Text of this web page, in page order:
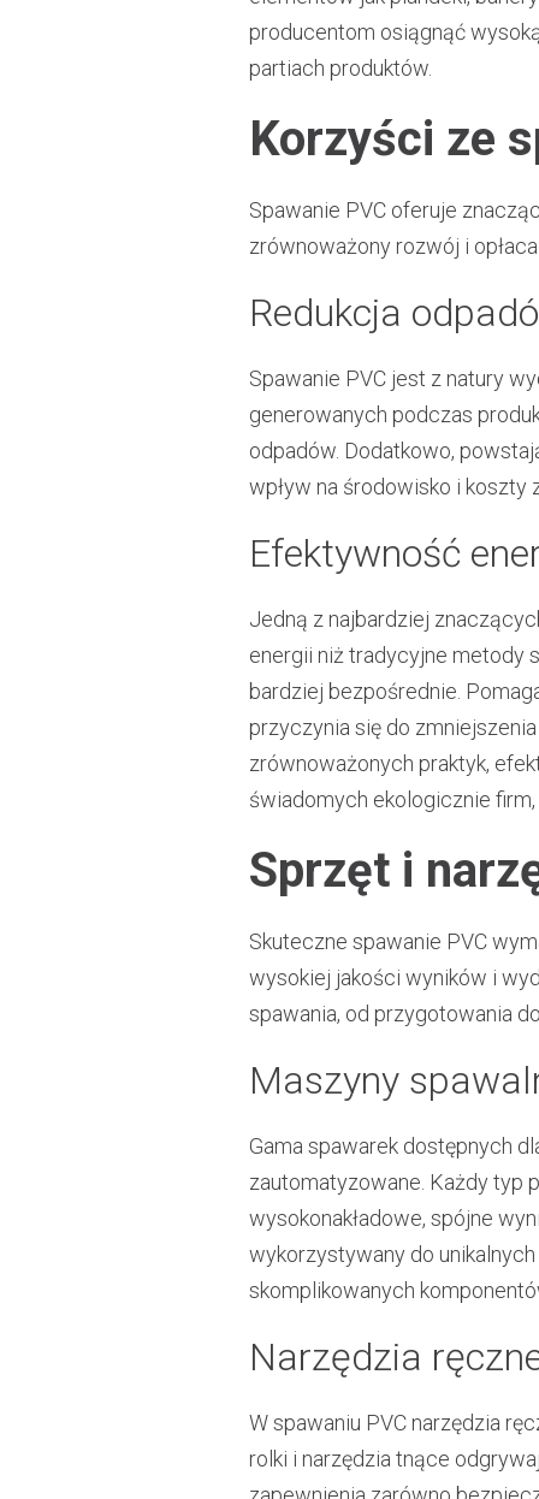
producentom osiągnąć
partiach produktów.
Korzyści ze
Spawanie PVC oferuje
zrównoważony rozwój i
Redukcja
Spawanie PVC jest z natury
generowanych podczas
odpadów. Dodatkowo,
wpływ na środowisko i koszty
Efektywność
Jedną z najbardziej
energii niż tradycyjne metody
bardziej bezpośrednie.
przyczynia się do
zrównoważonych praktyk,
świadomych ekologicznie
Sprzęt i
Skuteczne spawanie PVC
wysokiej jakości wyników i
spawania, od przygotowania
Maszyny
Gama spawarek dostępnych
zautomatyzowane. Każdy typ
wysokonakładowe, spójne
wykorzystywany do
skomplikowanych
Narzędzia
W spawaniu PVC narzędzia
rolki i narzędzia tnące